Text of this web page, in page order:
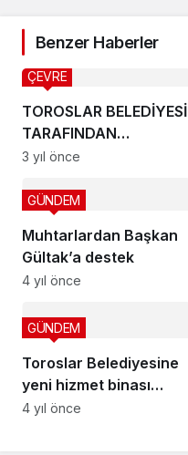
Benzer Haberler
TOROSLAR BELEDİYESİ
TARAFINDAN
AĞAÇLARA KIŞ BAKIMI
ÇEVRE
3 yıl önce
Muhtarlardan Başkan
Gültak’a destek
GÜNDEM
4 yıl önce
Toroslar Belediyesine
yeni hizmet binası
yapılacak
GÜNDEM
4 yıl önce